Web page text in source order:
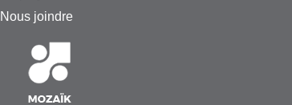
Nous joindre